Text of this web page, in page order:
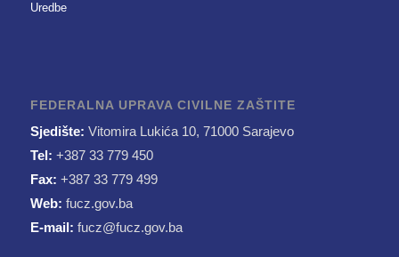
Uredbe
FEDERALNA UPRAVA CIVILNE ZAŠTITE
Sjedište: Vitomira Lukića 10, 71000 Sarajevo
Tel: +387 33 779 450
Fax: +387 33 779 499
Web: fucz.gov.ba
E-mail: fucz@fucz.gov.ba